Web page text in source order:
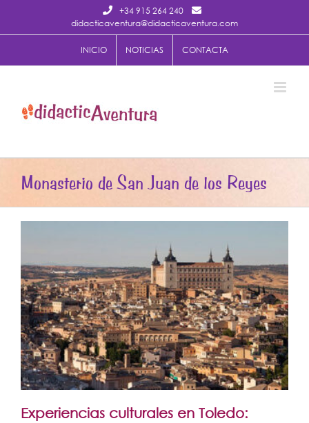
+34 915 264 240
didacticaventura@didacticaventura.com
INICIO NOTICIAS CONTACTA
Monasterio de San Juan de los Reyes
Experiencias culturales en Toledo: